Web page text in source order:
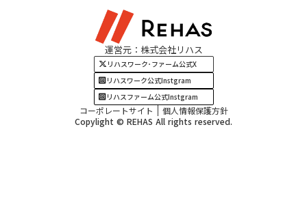
四国・九州エリア運営元：株式会社リハス
リハスワーク･ファーム公式X
リハスワーク公式Instgram
リハスファーム公式Instgram
コーポレートサイト
個人情報保護方針
Copylight © REHAS All rights reserved.